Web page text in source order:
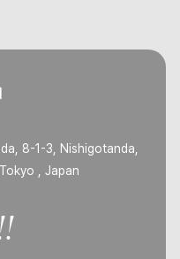
8-1-3, Nishigotanda,
, Japan